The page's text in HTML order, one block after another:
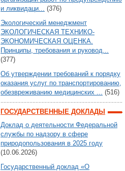
и ликвидаци... (376)
Экологический менеджмент
ЭКОЛОГИЧЕСКАЯ ТЕХНИКО-
ЭКОНОМИЧЕСКАЯ ОЦЕНКА.
Принципы, требования и руковод...
(377)
Об утверждении требований к порядку
оказания услуг по транспортированию,
обезвреживанию медицинских ... (516)
ГОСУДАРСТВЕННЫЕ ДОКЛАДЫ
Доклад о деятельности Федеральной
службы по надзору в сфере
природопользования в 2025 году
(10.06.2026)
Государственный доклад «О